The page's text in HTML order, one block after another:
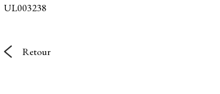
UL003238
Retour